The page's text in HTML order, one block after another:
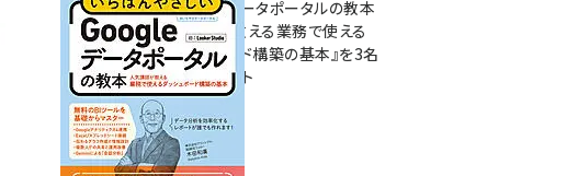
いGoogleデータポータルの教本
人気講師が教える業務で使える
ダッシュボード構築の基本』を3名
様にプレゼント
7月31日 10:00